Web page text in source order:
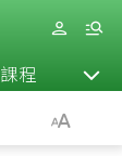
課程 退休